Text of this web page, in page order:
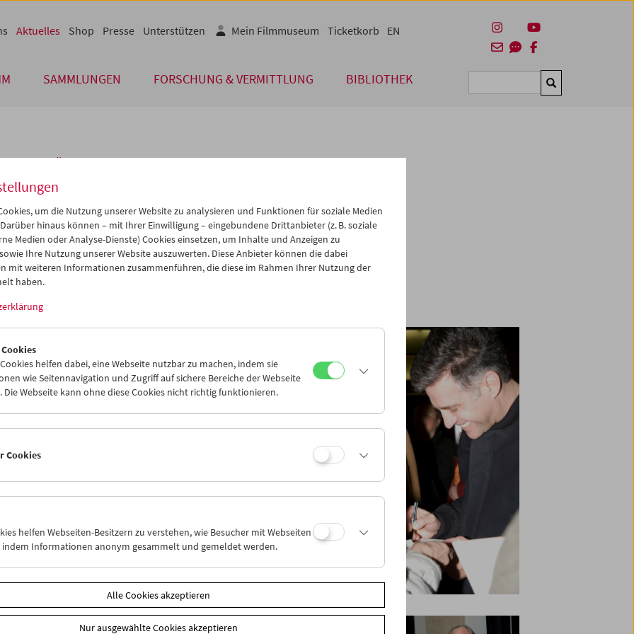
SAMMLUNGEN FORSCHUNG & VERMITTLUNG BIBLIOTHEK Suchen
Aktuelles Shop Presse Unterstützen Mein Filmmuseum Ticketkorb EN
Gäste
Karmakar
der RetrospektiveRomuald Karmakarim März 2010 warenRomuald
,Manfred Zapatkasowie der DichterHartmut Geerkenfür
und Werkstatt-Präsentationen im Filmmuseum zu Gast.
März 2010 - Romuald Karmakar
um die Nutzung unserer Website zu analysieren und Funktionen für soziale Medien
hinaus können – mit Ihrer Einwilligung – eingebundene Drittanbieter (z. B. soziale
Medien oder Analyse-Dienste) Cookies einsetzen, um Inhalte und Anzeigen zu
Ihre Nutzung unserer Website auszuwerten. Diese Anbieter können die dabei
mit weiteren Informationen zusammenführen, die diese im Rahmen Ihrer Nutzung der
haben.
helfen dabei, eine Webseite nutzbar zu machen, indem sie
wie Seitennavigation und Zugriff auf sichere Bereiche der Webseite
Die Webseite kann ohne diese Cookies nicht richtig funktionieren.
Cookies
helfen Webseiten-Besitzern zu verstehen, wie Besucher mit Webseiten
indem Informationen anonym gesammelt und gemeldet werden.
Alle Cookies akzeptieren
Nur ausgewählte Cookies akzeptieren